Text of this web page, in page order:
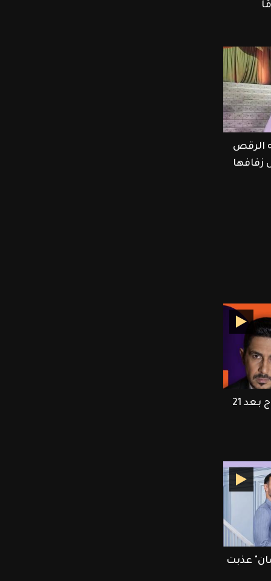
الرقص
زفافها
ميادة الحناوي تعود لقرطاج بعد 21
عذبت